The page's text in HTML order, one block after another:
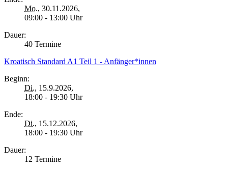
Mo., 30.11.2026,
09:00 - 13:00 Uhr
Dauer:
40 Termine
Kroatisch Standard A1 Teil 1 - Anfänger*innen
Beginn:
Di., 15.9.2026,
18:00 - 19:30 Uhr
Ende:
Di., 15.12.2026,
18:00 - 19:30 Uhr
Dauer:
12 Termine